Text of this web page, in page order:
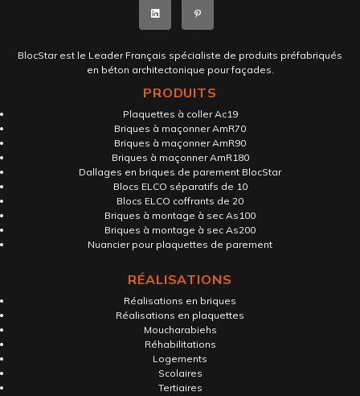
BlocStar est le Leader Français spécialiste de produits préfabriqués
en béton architectonique pour façades.
PRODUITS
Plaquettes à coller Ac19
Briques à maçonner AmR70
Briques à maçonner AmR90
Briques à maçonner AmR180
Dallages en briques de parement BlocStar
Blocs ELCO séparatifs de 10
Blocs ELCO coffrants de 20
Briques à montage à sec As100
Briques à montage à sec As200
Nuancier pour plaquettes de parement
RÉALISATIONS
Réalisations en briques
Réalisations en plaquettes
Moucharabiehs
Réhabilitations
Logements
Scolaires
Tertiaires